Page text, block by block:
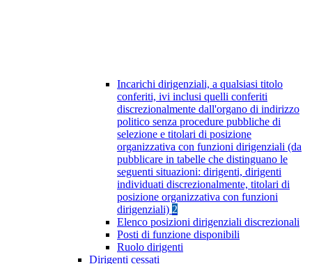
Incarichi dirigenziali, a qualsiasi titolo
conferiti, ivi inclusi quelli conferiti
discrezionalmente dall'organo di indirizzo
politico senza procedure pubbliche di
selezione e titolari di posizione
organizzativa con funzioni dirigenziali (da
pubblicare in tabelle che distinguano le
seguenti situazioni: dirigenti, dirigenti
individuati discrezionalmente, titolari di
posizione organizzativa con funzioni
dirigenziali) 2
Elenco posizioni dirigenziali discrezionali
Posti di funzione disponibili
Ruolo dirigenti
Dirigenti cessati